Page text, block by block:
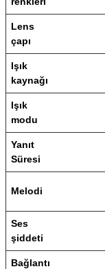
Lens
çapı
Işık
kaynağı
Işık
modu
Yanıt
Süresi
Melodi
Ses
şiddeti
Bağlantı